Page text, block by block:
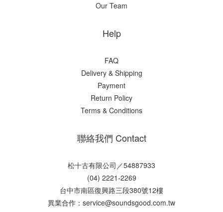
Our Team
Help
FAQ
Delivery & Shipping
Payment
Return Policy
Terms & Conditions
聯絡我們 Contact
松十古有限公司／54887933
(04) 2221-2269
台中市南區復興路三段380號12樓
異業合作：service@soundsgood.com.tw